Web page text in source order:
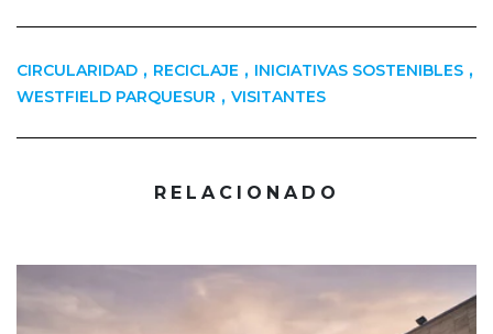
CIRCULARIDAD , RECICLAJE , INICIATIVAS SOSTENIBLES ,
WESTFIELD PARQUESUR , VISITANTES
RELACIONADO